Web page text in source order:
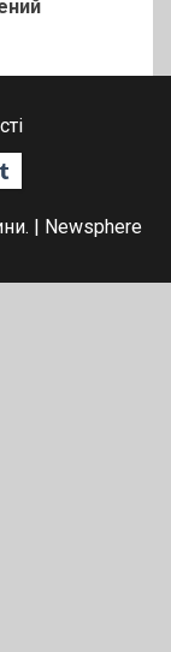
Tumblr
Newsphere